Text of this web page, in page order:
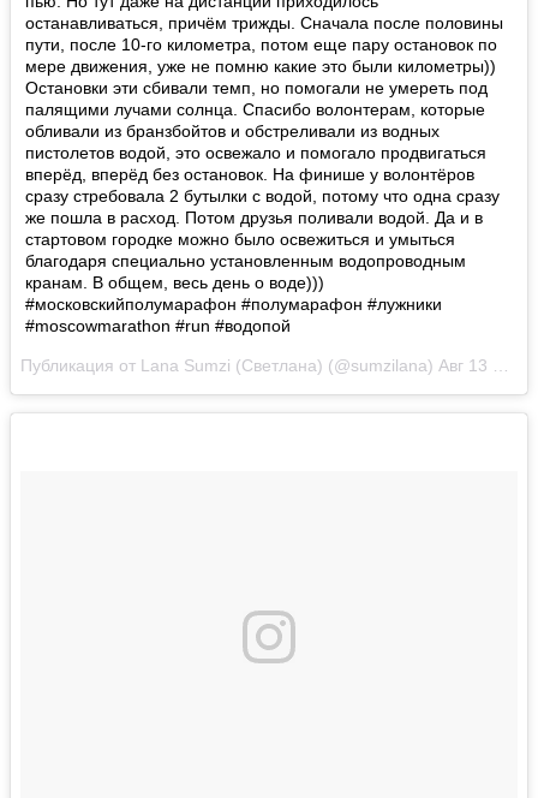
останавливаться, причём трижды. Сначала после половины
пути, после 10-го километра, потом еще пару остановок по
мере движения, уже не помню какие это были километры))
Остановки эти сбивали темп, но помогали не умереть под
палящими лучами солнца. Спасибо волонтерам, которые
обливали из бранзбойтов и обстреливали из водных
пистолетов водой, это освежало и помогало продвигаться
вперёд, вперёд без остановок. На финише у волонтёров
сразу стребовала 2 бутылки с водой, потому что одна сразу
же пошла в расход. Потом друзья поливали водой. Да и в
стартовом городке можно было освежиться и умыться
благодаря специально установленным водопроводным
кранам. В общем, весь день о воде)))
#московскийполумарафон #полумарафон #лужники
#moscowmarathon #run #водопой
Публикация от Lana Sumzi (Светлана) (@sumzilana) Авг 13 2017 в 10:18 PDT